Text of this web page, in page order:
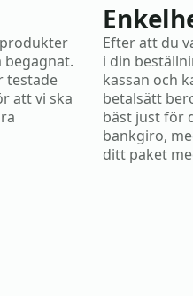
begagnat.
testade
att vi ska
Efter att du
i din
kassan och
betalsätt
bäst just för
bankgiro,
ditt paket